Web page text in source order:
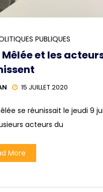
PUBLIQUES
et les
15 JUILLET 2020
se réunissait le jeudi 9
acteurs du
More